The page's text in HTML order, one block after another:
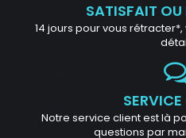
SATISFAIT OU
14 jours pour vous rétracter*,
Notre service client est là
questions par